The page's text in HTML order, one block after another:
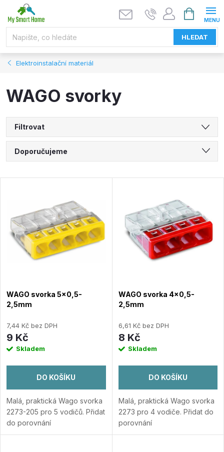
HLEDAT
NÁKUPNÍ
KOŠÍK
Elektroinstalační materiál
WAGO svorky
Filtrovat
Ř
a
e
p
r
o
u
k
Doporučujeme
Nejprodávanější
Abecedně
ý
p
s
p
r
o
d
u
k
WAGO svorka 5x0,5-
2,5mm
7,44 Kč bez DPH
9 Kč
Skladem
DO KOŠÍKU
Malá, praktická Wago svorka
2273-205 pro 5 vodičů. Přidat
do porovnání
WAGO svorka 4x0,5-
2,5mm
6,61 Kč bez DPH
8 Kč
Skladem
DO KOŠÍKU
Malá, praktická Wago svorka
2273 pro 4 vodiče. Přidat do
porovnání